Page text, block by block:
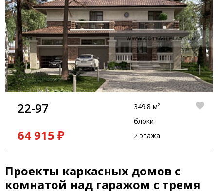
22-97
64 915 ₽
349.8 м²
блоки
2 этажа
Проекты каркасных домов с
комнатой над гаражом с тремя